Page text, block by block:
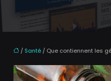
/ Santé / Que contiennent les